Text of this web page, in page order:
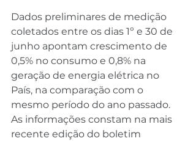
Dados preliminares de medição
coletados entre os dias 1º e 30 de
junho apontam crescimento de
0,5% no consumo e 0,8% na
geração de energia elétrica no
País, na comparação com o
mesmo período do ano passado.
As informações constam na mais
recente edição do boletim